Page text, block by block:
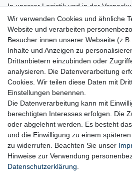
In unserer Logistik und in der
immer es möglich ist, auf den Einsatz
Plastik.
Wir verwenden Cookies und ähnliche
Website und verarbeiten
Besucher:innen unserer Webseite
Inhalte und Anzeigen zu
Drittanbietern einzubinden oder
analysieren. Die Datenverarbeitung
Cookies. Wir teilen diese Daten mit
Einstellungen benennen.
Die Datenverarbeitung kann mit
berechtigten Interesses erfolgen. Die
oder abgelehnt werden. Es besteht
und die Einwilligung zu einem
zu widerrufen. Beachten Sie unser
Hinweise zur Verwendung
Daten­schutz­erklärung